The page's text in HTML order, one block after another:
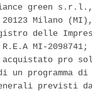
green
20123 Milano
delle
R.E.A MI-
pro
un programma
previsti